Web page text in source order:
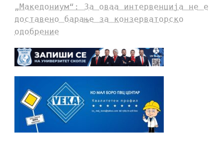
„Македониум“: За оваа интервенција не е
доставено барање за конзерваторско
одобрение